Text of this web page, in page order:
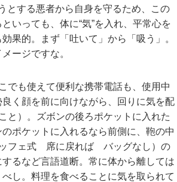
とする悪者から自身を守るため、この
いっても、体に“気”を入れ、平常心を
果的。まず「吐いて」から「吸う」。
ージですな。
も使えて便利な携帯電話も、使用中
く顔を前に向けながら、回りに気を配
）。ズボンの後ろポケットに入れた
ポケットに入れるなら前側に、鞄の中
ッフェ式 席に戻れば バッグなし）の
るなど言語道断。常に体から離しては
し。料理を食べることに気を取られて